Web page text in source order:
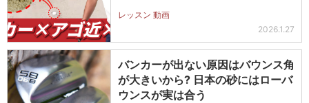
レッスン 動画
2026.1.27
バンカーが出ない原因はバウンス角
が大きいから? 日本の砂にはローバ
ウンスが実は合う